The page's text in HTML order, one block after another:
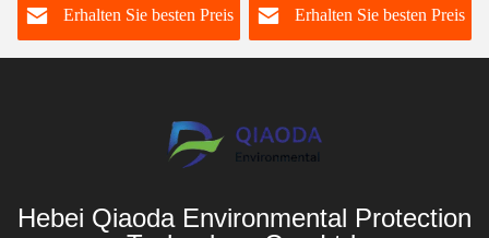
Erhalten Sie besten Preis
Erhalten Sie besten Preis
Hebei Qiaoda Environmental Protection